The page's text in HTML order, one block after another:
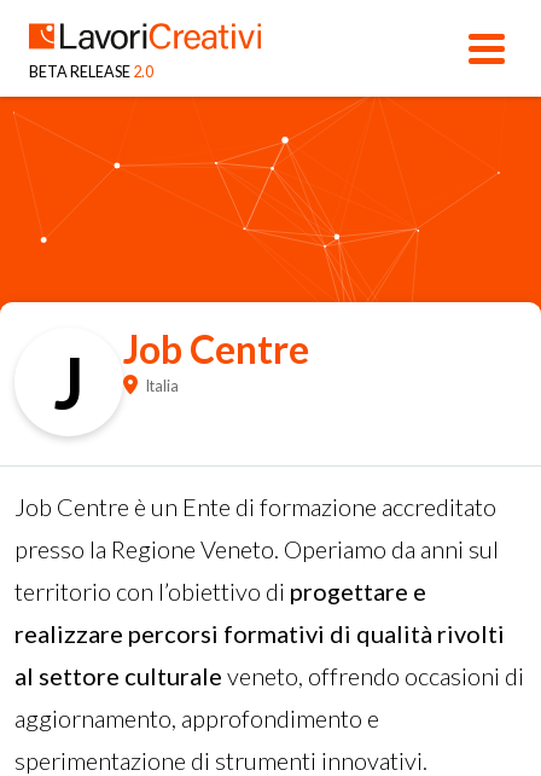
BETA RELEASE 2.0
J Job Centre
Italia
Job Centre è un Ente di formazione accreditato
presso la Regione Veneto. Operiamo da anni sul
territorio con l’obiettivo di progettare e
realizzare percorsi formativi di qualità rivolti
al settore culturale veneto, offrendo occasioni di
aggiornamento, approfondimento e
sperimentazione di strumenti innovativi.